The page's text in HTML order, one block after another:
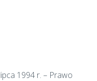
1994 r. – Prawo